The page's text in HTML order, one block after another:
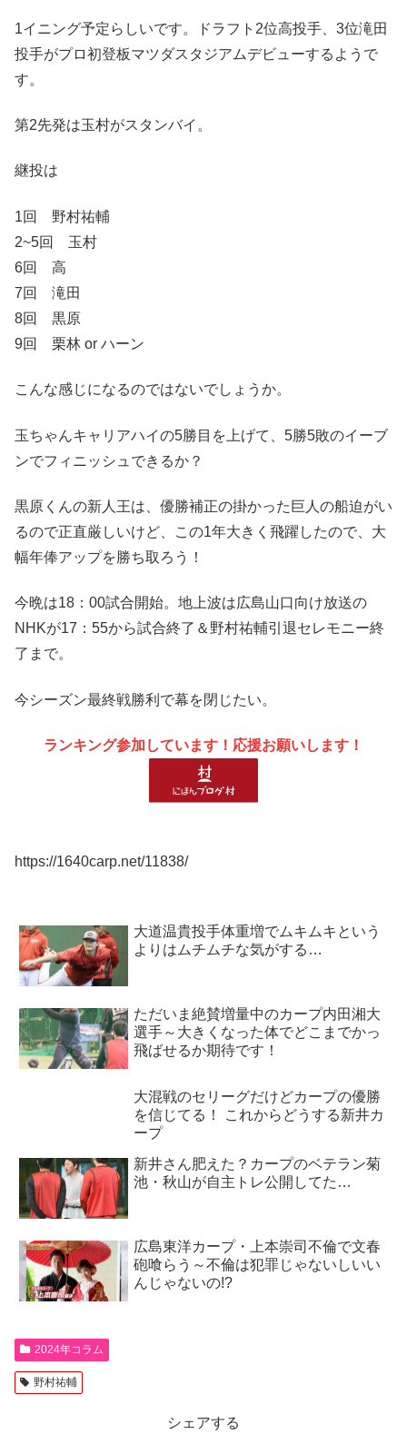
1イニング予定らしいです。ドラフト2位高投手、3位滝田
投手がプロ初登板マツダスタジアムデビューするようで
す。
第2先発は玉村がスタンバイ。
継投は
1回 野村祐輔
2~5回 玉村
6回 高
7回 滝田
8回 黒原
9回 栗林 or ハーン
こんな感じになるのではないでしょうか。
玉ちゃんキャリアハイの5勝目を上げて、5勝5敗のイーブ
ンでフィニッシュできるか？
黒原くんの新人王は、優勝補正の掛かった巨人の船迫がい
るので正直厳しいけど、この1年大きく飛躍したので、大
幅年俸アップを勝ち取ろう！
今晩は18：00試合開始。地上波は広島山口向け放送の
NHKが17：55から試合終了＆野村祐輔引退セレモニー終
了まで。
今シーズン最終戦勝利で幕を閉じたい。
ランキング参加しています！応援お願いします！
https://1640carp.net/11838/
大道温貴投手体重増でムキムキという
よりはムチムチな気がする…
ただいま絶賛増量中のカープ内田湘大
選手～大きくなった体でどこまでかっ
飛ばせるか期待です！
大混戦のセリーグだけどカープの優勝
を信じてる！ これからどうする新井カ
ープ
新井さん肥えた？カープのベテラン菊
池・秋山が自主トレ公開してた…
広島東洋カープ・上本崇司不倫で文春
砲喰らう～不倫は犯罪じゃないしいい
んじゃないの!?
2024年コラム
野村祐輔
シェアする